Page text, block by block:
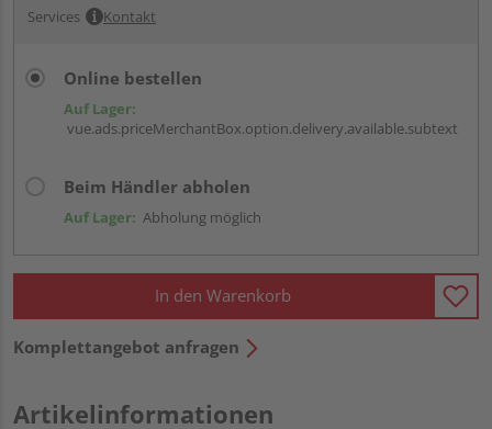
Services Kontakt
Online bestellen
Auf Lager:
vue.ads.priceMerchantBox.option.delivery.available.subtext
Beim Händler abholen
Auf Lager: Abholung möglich
In den Warenkorb
Komplettangebot anfragen
Artikelinformationen